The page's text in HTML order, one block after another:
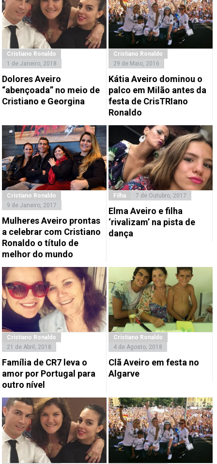
Cristiano Ronaldo
1 de Janeiro, 2018
Dolores Aveiro
“abençoada” no meio de
Cristiano e Georgina
Cristiano Ronaldo
29 de Maio, 2016
Kátia Aveiro dominou o
palco em Milão antes da
festa de CrisTRIano
Ronaldo
Cristiano Ronaldo
9 de Janeiro, 2017
Mulheres Aveiro prontas
a celebrar com Cristiano
Ronaldo o título de
melhor do mundo
Filha 7 de Outubro, 2017
Elma Aveiro e filha
‘rivalizam’ na pista de
dança
Cristiano Ronaldo
21 de Abril, 2018
Família de CR7 leva o
amor por Portugal para
outro nível
Cristiano Ronaldo
4 de Agosto, 2018
Clã Aveiro em festa no
Algarve